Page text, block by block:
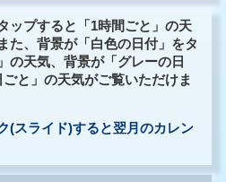
ップすると「1時間ごと」の天
た、背景が「白色の日付」をタ
の天気、背景が「グレーの日
と」の天気がご覧いただけま
(スライド)すると翌月のカレン